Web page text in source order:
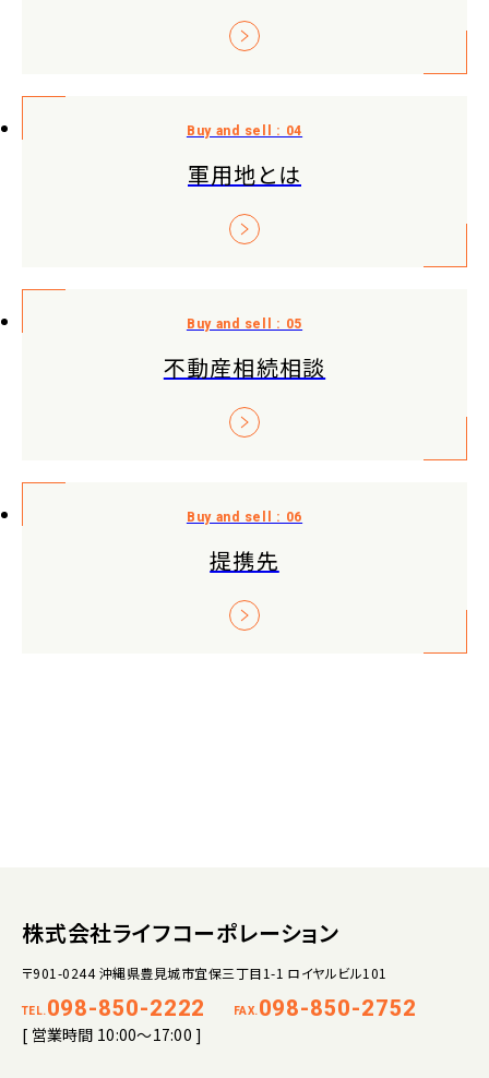
軍用地とは
不動産相続相談
提携先
株式会社ライフコーポレーション
〒901-0244 沖縄県豊見城市宜保三丁目1-1 ロイヤルビル101
TEL. 098-850-2222 FAX. 098-850-2752
[ 営業時間 10:00～17:00 ]